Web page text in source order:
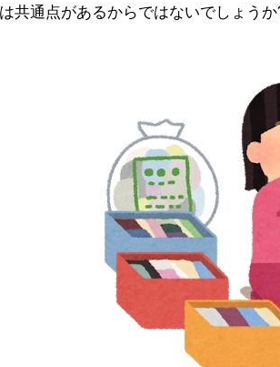
共通点があるからではないでしょうか